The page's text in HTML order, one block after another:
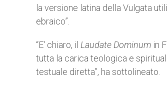
la versione latina della Vulgata
ebraico”.
“E' chiaro, il Laudate Dominum in
tutta la carica teologica e
testuale diretta”, ha sottolineato.